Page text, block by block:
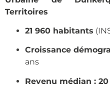
Territoires
21 960 habitants
Croissance
ans
Revenu médian :